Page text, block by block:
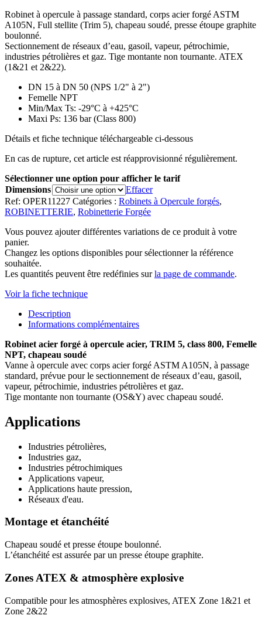
Robinet à opercule à passage standard, corps acier forgé ASTM
A105N, Full stellite (Trim 5), chapeau soudé, presse étoupe graphite
boulonné.
Sectionnement de réseaux d’eau, gasoil, vapeur, pétrochimie,
industries pétrolières et gaz. Tige montante non tournante. ATEX
(1&21 et 2&22).
DN 15 à DN 50 (NPS 1/2" à 2")
Femelle NPT
Min/Max Ts: -29°C à +425°C
Maxi Ps: 136 bar (Class 800)
Détails et fiche technique téléchargeable ci-dessous
En cas de rupture, cet article est réapprovisionné régulièrement.
Sélectionner une option pour afficher le tarif
Dimensions
Effacer
Ref: OPER11227 Catégories : Robinets à Opercule forgés,
ROBINETTERIE, Robinetterie Forgée
Vous pouvez ajouter différentes variations de ce produit à votre
panier.
Changez les options disponibles pour sélectionner la référence
souhaitée.
Les quantités peuvent être redéfinies surla page de commande.
Voir la fiche technique
Description
Informations complémentaires
Robinet acier forgé à opercule acier, TRIM 5, class 800, Femelle
NPT, chapeau soudé
Vanne à opercule avec corps acier forgé ASTM A105N, à passage
standard, prévue pour le sectionnement de réseaux d’eau, gasoil,
vapeur, pétrochimie, industries pétrolières et gaz.
Tige montante non tournante (OS&Y) avec chapeau soudé.
Applications
Industries pétrolières,
Industries gaz,
Industries pétrochimiques
Applications vapeur,
Applications haute pression,
Réseaux d'eau.
Montage et étanchéité
Chapeau soudé et presse étoupe boulonné.
L’étanchéité est assurée par un presse étoupe graphite.
Zones ATEX & atmosphère explosive
Compatible pour les atmosphères explosives, ATEX Zone 1&21 et
Zone 2&22